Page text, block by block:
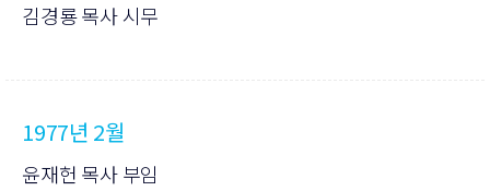
김경룡 목사 시무
1977년 2월
윤재헌 목사 부임